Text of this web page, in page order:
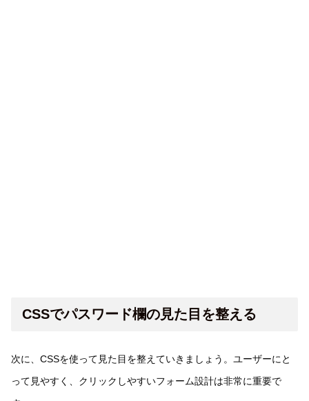
CSSでパスワード欄の見た目を整える
次に、CSSを使って見た目を整えていきましょう。ユーザーにと
って見やすく、クリックしやすいフォーム設計は非常に重要で